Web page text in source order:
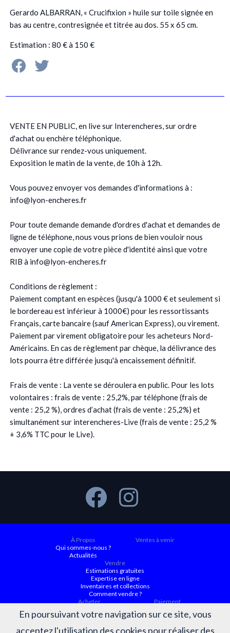
En poursuivant votre navigation sur ce site, vous
acceptez l'utilisation des cookies pour réaliser des
Gerardo ALBARRAN, « Crucifixion » huile sur toile signée en
bas au centre, contresignée et titrée au dos. 55 x 65 cm.
Estimation : 80 € à 150 €
VENTE EN PUBLIC, en live sur Interencheres, sur ordre
d'achat ou enchère téléphonique.
Délivrance sur rendez-vous uniquement.
Exposition le matin de la vente, de 10h à 12h.
Vous pouvez envoyer vos demandes d'informations à :
info@lyon-encheres.fr
Pour toute demande demande d'ordres d'achat et demandes de
ligne de téléphone, nous vous prions de bien vouloir nous
envoyer une copie de votre pièce d'identité ainsi que votre
RIB à info@lyon-encheres.fr
Conditions de règlement :
Paiement comptant en espèces (jusqu'à 1000 € et seulement si
le bordereau est inférieur à 1000€) pour les ressortissants
Français, carte bancaire (sauf American Express), ou virement.
Paiement par virement obligatoire pour les acheteurs Nord-
Américains. En cas de règlement par chèque, la délivrance des
lots pourra être différée jusqu'à encaissement définitif.
Frais de vente : La vente se déroulera en public. Pour les lots
volontaires : frais de vente : 25,2%, par téléphone (frais de
vente : 25,2 %), ordres d’achat (frais de vente : 25,2%) et
simultanément sur interencheres-Live (frais de vente : 25,2 %
+ 3,6% TTC pour le Live).
À Propos
Qui sommes-nous ?
Actualités
Ventes à venir
Vendre
Estimations gratuites
Expertise en ligne
Inventaires et collections
Comment vendre ?
Acheter
Ordre d'achat
Paiement